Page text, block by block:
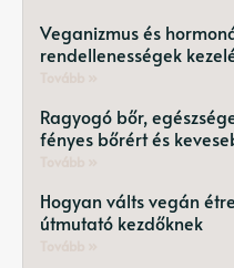
Veganizmus és
rendellenességek
Ragyogó bőr,
fényes bőrért és
Hogyan válts vegán
útmutató kezdőknek